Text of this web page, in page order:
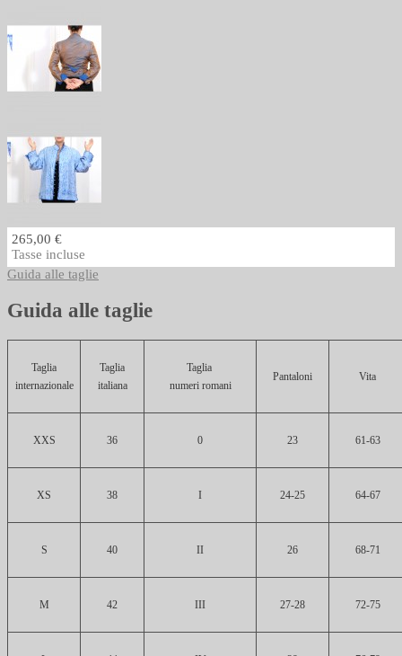
265,00 €
Tasse incluse
Guida alle taglie
Guida alle taglie
Taglia
internazionale
Taglia
italiana
Taglia
numeri romani
Pantaloni Vita
XXS 36 0 23 61-63
XS 38 I 24-25 64-67
S 40 II 26 68-71
M 42 III 27-28 72-75